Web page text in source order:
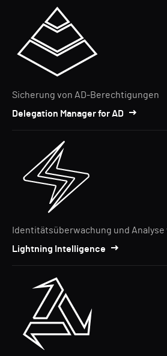
Sicherung von AD-Berechtigungen
Delegation Manager for AD
Identitätsüberwachung und
Lightning Intelligence